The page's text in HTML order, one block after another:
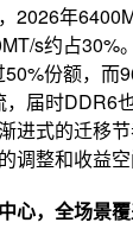
2026年
s约占30%
份额，而
届时DDR6
进式的迁移
调整和收益空
心，全场景